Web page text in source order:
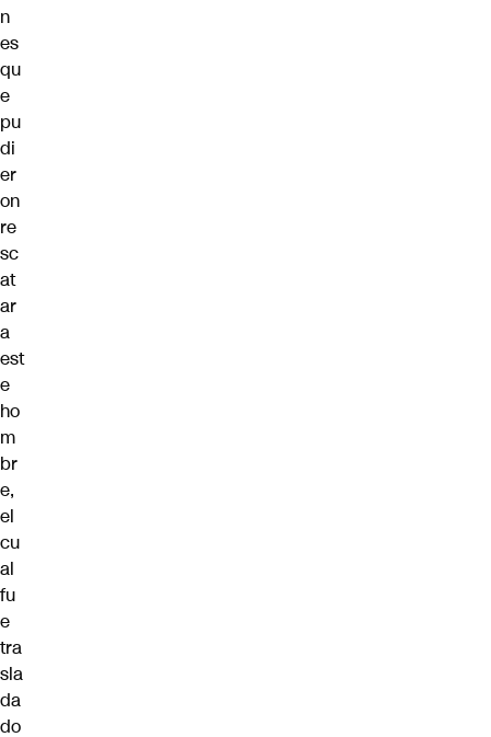
n
es
qu
e
pu
di
er
on
re
sc
at
ar
a
est
e
ho
m
br
e,
el
cu
al
fu
e
tra
sla
da
do